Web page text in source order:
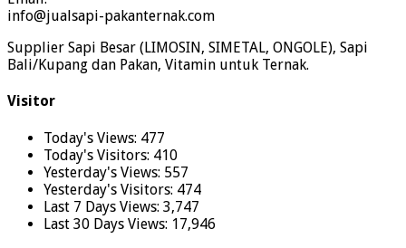
info@jualsapi-pakanternak.com
Supplier Sapi Besar (LIMOSIN, SIMETAL, ONGOLE), Sapi
Bali/Kupang dan Pakan, Vitamin untuk Ternak.
Visitor
Today's Views: 477
Today's Visitors: 410
Yesterday's Views: 557
Yesterday's Visitors: 474
Last 7 Days Views: 3,747
Last 30 Days Views: 17,946